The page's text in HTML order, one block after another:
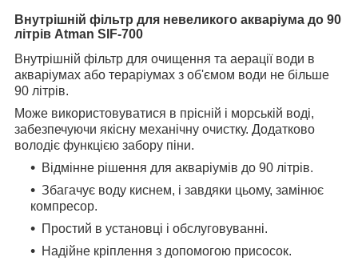
Внутрішній фільтр для невеликого акваріума до 90
літрів Atman SIF-700
Внутрішній фільтр для очищення та аерації води в
акваріумах або тераріумах з об'ємом води не більше
90 літрів.
Може використовуватися в прісній і морській воді,
забезпечуючи якісну механічну очистку. Додатково
володіє функцією забору піни.
Відмінне рішення для акваріумів до 90 літрів.
Збагачує воду киснем, і завдяки цьому, замінює
компресор.
Простий в установці і обслуговуванні.
Надійне кріплення з допомогою присосок.